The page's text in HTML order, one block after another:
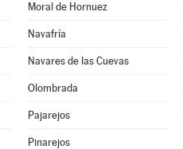
Moral de Hornuez
Navafría
Navares de las Cuevas
Olombrada
Pajarejos
Pinarejos